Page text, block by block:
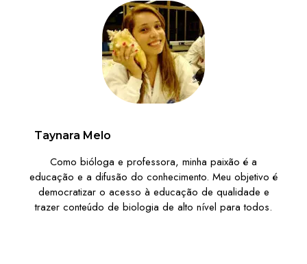
Taynara Melo
Como bióloga e professora, minha paixão é a
educação e a difusão do conhecimento. Meu objetivo é
democratizar o acesso à educação de qualidade e
trazer conteúdo de biologia de alto nível para todos.